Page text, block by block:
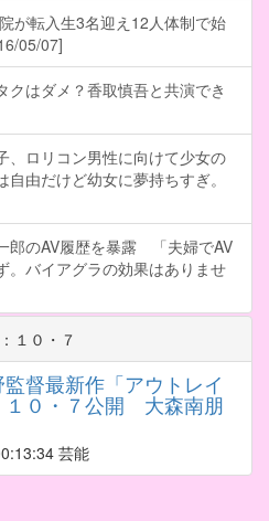
が転入生3名迎え12人体制で始
05/07]
クはダメ？香取慎吾と共演でき
、ロリコン男性に向けて少女の
由だけど幼女に夢持ちすぎ。
郎のAV履歴を暴露 「夫婦でAV
。バイアグラの効果はありませ
１０・７
監督最新作「アウトレイ
０・７公開 大森南朋
芸能